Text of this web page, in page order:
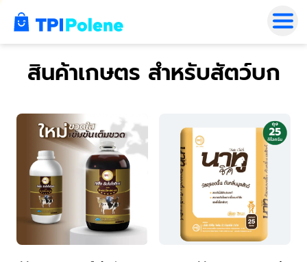
0
สินค้าเกษตร สำหรับสัตว์บก